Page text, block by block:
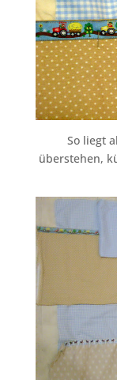
So liegt
überstehen,